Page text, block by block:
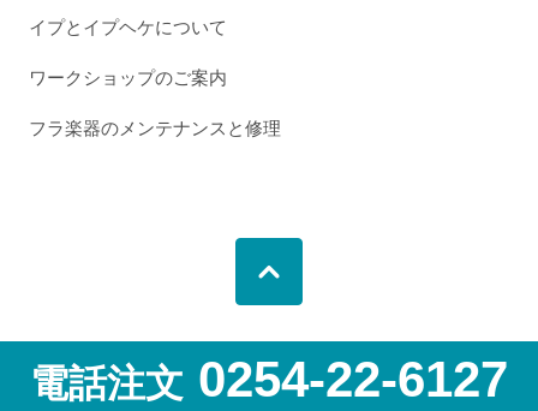
イプとイプヘケについて
ワークショップのご案内
フラ楽器のメンテナンスと修理
電話注文 0254-22-6127